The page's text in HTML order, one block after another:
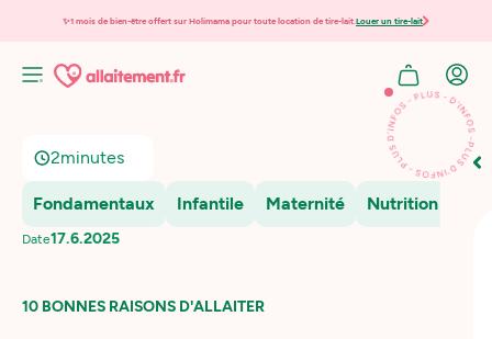
✨1 mois de bien-être offert sur Holimama pour toute location de tire-lait.Louer un tire-lait
2minutes
Fondamentaux Infantile Maternité Nutrition
Date17.6.2025
10 BONNES RAISONS D'ALLAITER